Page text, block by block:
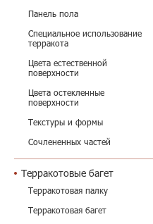
Панель пола
Специальное использование
терракота
Цвета естественной
поверхности
Цвета остекленные
поверхности
Текстуры и формы
Сочлененных частей
Терракотовые багет
Терракотовая палку
Терракотовая багет